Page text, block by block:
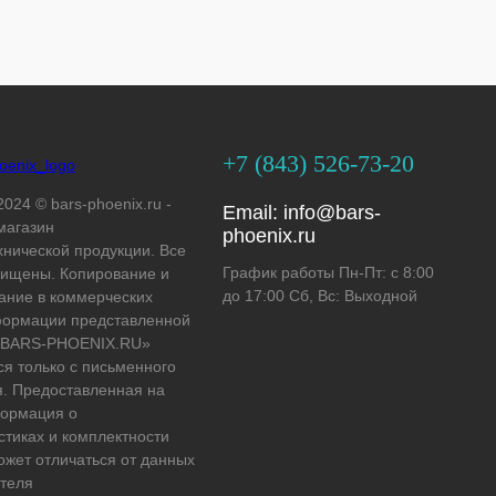
© bars-phoenix.ru -
продукции. Все
Копирование и
в коммерческих
представленной
PHOENIX.RU»
только с письменного
Предоставленная на
о
и комплектности
отличаться от данных
+7 (843) 526-73-20
Email: info@bars-
phoenix.ru
График работы Пн-Пт: с 8:00
до 17:00 Сб, Вс: Выходной